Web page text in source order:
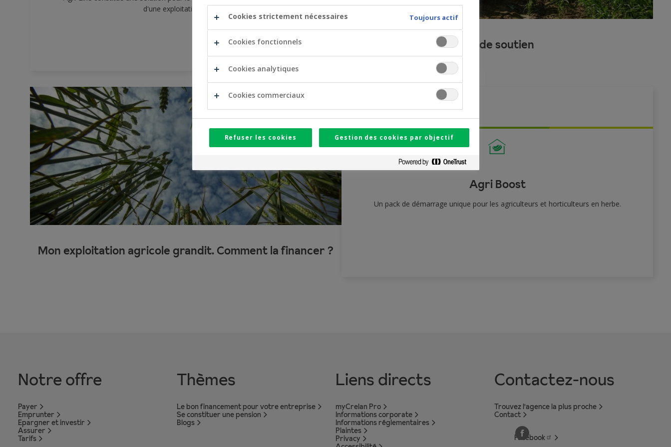
d'une exploitation agricole
Subventions et mesures de soutien
Mon exploitation agricole grandit. Comment la financer ?
Agri Boost
Un pack de démarrage unique pour les agriculteurs et horticulteurs en herbe.
Notre offre
Payer
Emprunter
Epargner et investir
Assurer
Tarifs
Thèmes
Le bon financement pour votre entreprise
Se constituer une pension
Blogs
Liens directs
myCrelan Pro
Informations corporate
Informations réglementaires
Plaintes
Privacy
Contactez-nous
Trouvez l'agence la plus proche
Contact
Facebook
Cookies strictement nécessaires Toujours actif
Cookies fonctionnels
Cookies analytiques
Cookies commerciaux
Refuser les cookies Gestion des cookies par objectif